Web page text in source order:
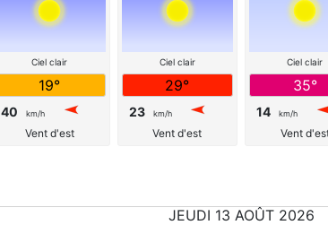
Ciel clair
19°
40 km/h
Vent d'est
Ciel clair
29°
23 km/h
Vent d'est
Ciel clair
35°
14 km/h
Vent
JEUDI 13 AOÛT 2026